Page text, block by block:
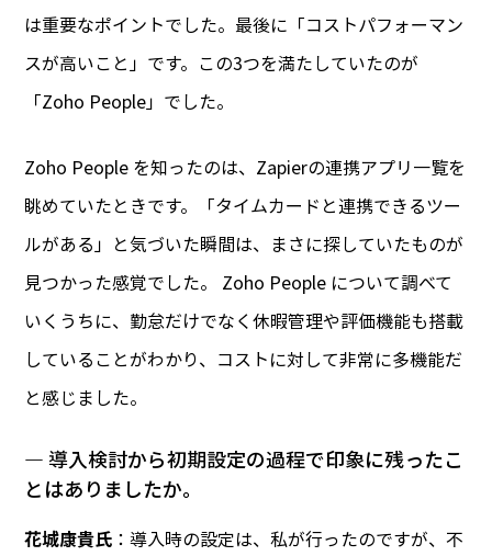
は重要なポイントでした。最後に「コストパフォーマン
スが高いこと」です。この3つを満たしていたのが
「Zoho People」でした。
Zoho People を知ったのは、Zapierの連携アプリ一覧を
眺めていたときです。「タイムカードと連携できるツー
ルがある」と気づいた瞬間は、まさに探していたものが
見つかった感覚でした。 Zoho People について調べて
いくうちに、勤怠だけでなく休暇管理や評価機能も搭載
していることがわかり、コストに対して非常に多機能だ
と感じました。
― 導入検討から初期設定の過程で印象に残ったこ
とはありましたか。
花城康貴氏 ：導入時の設定は、私が行ったのですが、不